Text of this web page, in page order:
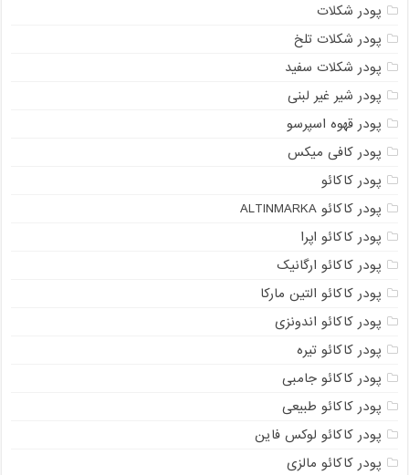
پودر شکلات
پودر شکلات تلخ
پودر شکلات سفید
پودر شیر غیر لبنی
پودر قهوه اسپرسو
پودر کافی میکس
پودر کاکائو
پودر کاکائو ALTINMARKA
پودر کاکائو اپرا
پودر کاکائو ارگانیک
پودر کاکائو التین مارکا
پودر کاکائو اندونزی
پودر کاکائو تیره
پودر کاکائو جامبی
پودر کاکائو طبیعی
پودر کاکائو لوکس فاین
پودر کاکائو مالزی